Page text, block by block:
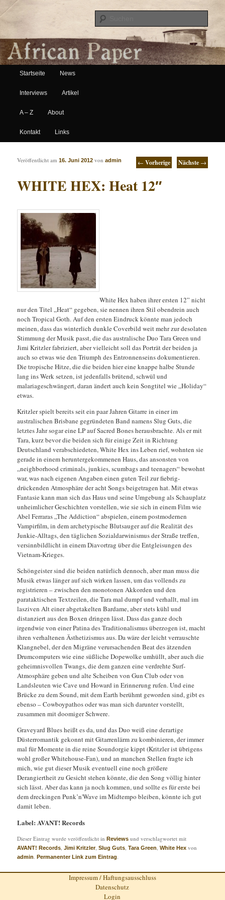
African Paper
Hauptmenü
Zum Inhalt wechseln
Zum sekundären Inhalt wechseln
Startseite News
Interviews Artikel
A – Z About
Kontakt Links
Artikelnavigation ← Vorherige Nächste →
WHITE HEX: Heat 12″
Veröffentlicht am16. Juni 2012 vonadmin
White Hex haben ihrer ersten 12” nicht
nur den Titel „Heat“ gegeben, sie nennen ihren Stil obendrein auch
noch Tropical Goth. Auf den ersten Eindruck könnte man jedoch
meinen, dass das winterlich dunkle Coverbild weit mehr zur desolaten
Stimmung der Musik passt, die das australische Duo Tara Green und
Jimi Kritzler fabriziert, aber vielleicht soll das Porträt der beiden ja
auch so etwas wie den Triumph des Entronnenseins dokumentieren.
Die tropische Hitze, die die beiden hier eine knappe halbe Stunde
lang ins Werk setzen, ist jedenfalls brütend, schwül und
malariageschwängert, daran ändert auch kein Songtitel wie „Holiday“
etwas.
Kritzler spielt bereits seit ein paar Jahren Gitarre in einer im
australischen Brisbane gegründeten Band namens Slug Guts, die
letztes Jahr sogar eine LP auf Sacred Bones herausbrachte. Als er mit
Tara, kurz bevor die beiden sich für einige Zeit in Richtung
Deutschland verabschiedeten, White Hex ins Leben rief, wohnten sie
gerade in einem heruntergekommenen Haus, das ansonsten von
„neighborhood criminals, junkies, scumbags and teenagers“ bewohnt
war, was nach eigenen Angaben einen guten Teil zur fiebrig-
drückenden Atmosphäre der acht Songs beigetragen hat. Mit etwas
Fantasie kann man sich das Haus und seine Umgebung als Schauplatz
unheimlicher Geschichten vorstellen, wie sie sich in einem Film wie
Abel Ferraras „The Addiction“ abspielen, einem postmodernen
Vampirfilm, in dem archetypische Blutsauger auf die Realität des
Junkie-Alltags, den täglichen Sozialdarwinismus der Straße treffen,
versinnbildlicht in einem Diavortrag über die Entgleisungen des
Vietnam-Krieges.
Schöngeister sind die beiden natürlich dennoch, aber man muss die
Musik etwas länger auf sich wirken lassen, um das vollends zu
registrieren – zwischen den monotonen Akkorden und den
parataktischen Textzeilen, die Tara mal dumpf und verhallt, mal im
lasziven Alt einer abgetakelten Bardame, aber stets kühl und
distanziert aus den Boxen dringen lässt. Dass das ganze doch
irgendwie von einer Patina des Traditionalismus überzogen ist, macht
ihren verhaltenen Ästhetizismus aus. Da wäre der leicht verrauschte
Klangnebel, der den Migräne verursachenden Beat des ätzenden
Drumcomputers wie eine süßliche Dopewolke umhüllt, aber auch die
geheimnisvollen Twangs, die dem ganzen eine verdrehte Surf-
Atmosphäre geben und alte Scheiben von Gun Club oder von
Landsleuten wie Cave und Howard in Erinnerung rufen. Und eine
Brücke zu dem Sound, mit dem Earth berühmt geworden sind, gibt es
ebenso – Cowboypathos oder was man sich darunter vorstellt,
zusammen mit doomiger Schwere.
Graveyard Blues heißt es da, und das Duo weiß eine derartige
Düsterromantik gekonnt mit Gitarrenlärm zu kombinieren, der immer
mal für Momente in die reine Soundorgie kippt (Kritzler ist übrigens
wohl großer Whitehouse-Fan), und an manchen Stellen fragte ich
mich, wie gut dieser Musik eventuell eine noch größere
Derangiertheit zu Gesicht stehen könnte, die den Song völlig hinter
sich lässt. Aber das kann ja noch kommen, und sollte es für erste bei
dem dreckingen Punk’n'Wave im Midtempo bleiben, könnte ich gut
damit leben.
Label: AVANT! Records
Dieser Eintrag wurde veröffentlicht inReviews und verschlagwortet mit
AVANT! Records,Jimi Kritzler,Slug Guts,Tara Green,White Hex von
admin.Permanenter Link zum Eintrag.
Impressum / Haftungsausschluss
Datenschutz
Login